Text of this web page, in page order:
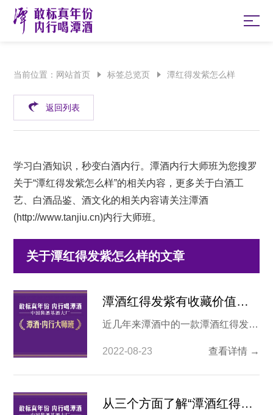
当前位置： 网站首页 标签总览页 潭红得发紫怎么样
返回列表
学习白酒知识，秒变白酒内行。潭酒内行大师班为您搜罗
关于“潭红得发紫怎么样”的相关内容，更多关于白酒工
艺、白酒品鉴、酒文化的相关内容请关注潭酒
(http://www.tanjiu.cn)内行大师班。
关于潭红得发紫怎么样的文章
潭酒红得发紫有收藏价值么？
近几年来潭酒中的一款潭酒红得发紫
潭和紫潭之间的白酒系列，既继承了
红潭的潭香又升华了紫潭的口感，加
费观念，因此受到了消费者的热捧，
2022-08-23 查看详情 →
从三个方面了解“潭酒红得发紫怎么样”